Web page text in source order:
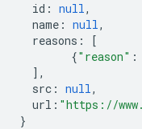
id : null,
name : null,
reasons :
[
{"reason" :
],
src : null,
url : "https://
}